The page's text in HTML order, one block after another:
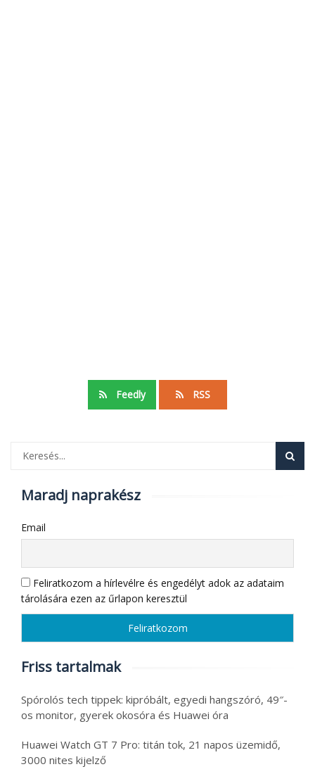
Feedly RSS
Maradj naprakész
Email
Feliratkozom a hírlevélre és engedélyt adok az adataim
tárolására ezen az űrlapon keresztül
Friss tartalmak
Spórolós tech tippek: kipróbált, egyedi hangszóró, 49″-
os monitor, gyerek okosóra és Huawei óra
Huawei Watch GT 7 Pro: titán tok, 21 napos üzemidő,
3000 nites kijelző